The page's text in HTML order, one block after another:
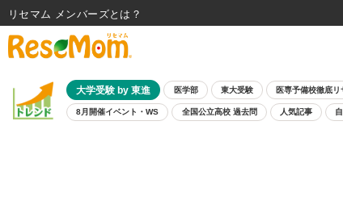
大学受験 by 東進 医学部 東大受験 医専予備校徹底リ
8月開催イベント・WS 全国公立高校 過去問 人気記事
リセマム メンバーズ